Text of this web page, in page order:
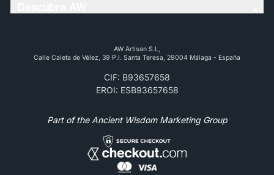
AW Artisan S.L,
Calle Caleta de Vélez, 39 P.l. Santa Teresa, 29004 Málaga - España
CIF: B93657658
EROI: ESB93657658
Part of the Ancient Wisdom Marketing Group